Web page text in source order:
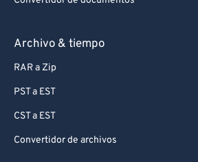
Archivo & tiempo
RAR a Zip
PST a EST
CST a EST
Convertidor de archivos